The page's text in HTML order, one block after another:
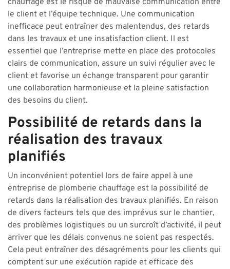
chauffage est le risque de mauvaise communication entre
le client et l’équipe technique. Une communication
inefficace peut entraîner des malentendus, des retards
dans les travaux et une insatisfaction client. Il est
essentiel que l’entreprise mette en place des protocoles
clairs de communication, assure un suivi régulier avec le
client et favorise un échange transparent pour garantir
une collaboration harmonieuse et la pleine satisfaction
des besoins du client.
Possibilité de retards dans la
réalisation des travaux
planifiés
Un inconvénient potentiel lors de faire appel à une
entreprise de plomberie chauffage est la possibilité de
retards dans la réalisation des travaux planifiés. En raison
de divers facteurs tels que des imprévus sur le chantier,
des problèmes logistiques ou un surcroît d’activité, il peut
arriver que les délais convenus ne soient pas respectés.
Cela peut entraîner des désagréments pour les clients qui
comptent sur une exécution rapide et efficace des